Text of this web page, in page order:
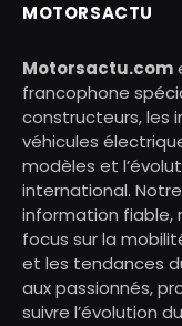
MOTORSACTU
Motorsactu.com
francophone
constructeurs, les
véhicules
modèles et
international.
information fiable,
focus sur la
et les tendances
aux passionnés,
suivre l’évolution